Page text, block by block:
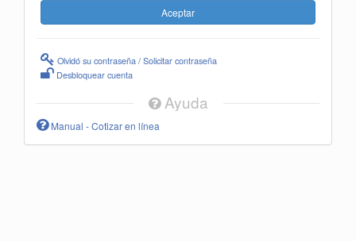
Olvidó su contraseña / Solicitar contraseña
Desbloquear cuenta
Ayuda
Manual - Cotizar en línea